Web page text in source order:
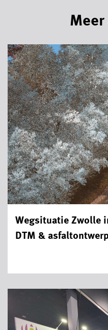
Wegsituatie Zwolle
DTM &